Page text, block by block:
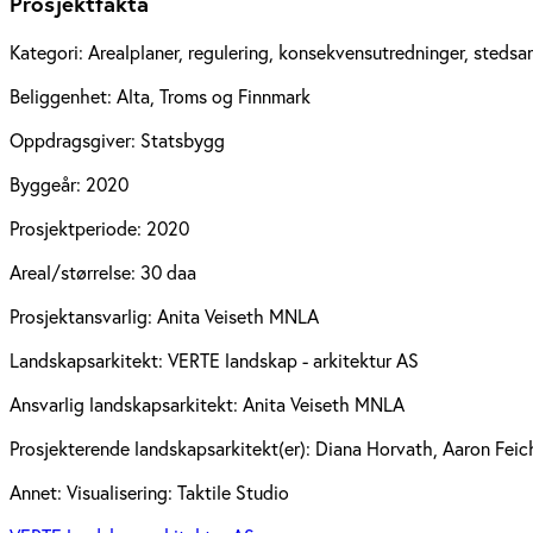
Kategori: Arealplaner, regulering, konsekvensutredninger,
Beliggenhet: Alta, Troms og Finnmark
Oppdragsgiver: Statsbygg
Byggeår: 2020
Prosjektperiode: 2020
Areal/størrelse: 30 daa
Prosjektansvarlig: Anita Veiseth MNLA
Landskapsarkitekt: VERTE landskap - arkitektur AS
Ansvarlig landskapsarkitekt: Anita Veiseth MNLA
Prosjekterende landskapsarkitekt(er): Diana Horvath, Aaron
Annet: Visualisering: Taktile Studio